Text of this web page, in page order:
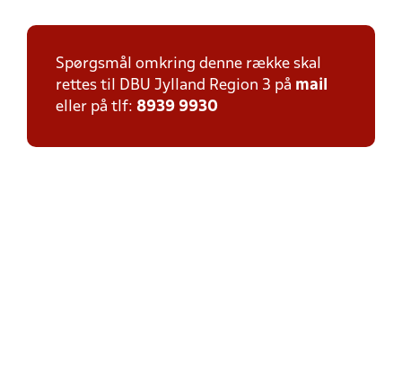
Spørgsmål omkring denne række skal
rettes til DBU Jylland Region 3 på mail
eller på tlf: 8939 9930